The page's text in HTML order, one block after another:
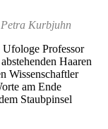
Kurbjuhn
Ufologe Professor
Haaren
Wissenschaftler
am Ende
Staubpinsel